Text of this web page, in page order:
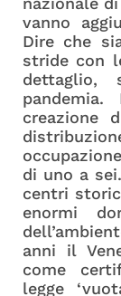
vanno
Dire che
stride con
dettaglio,
creazione
di uno a
centri
enormi
anni il
come
legge